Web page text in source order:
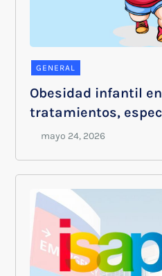
GENERAL
Obesidad infantil
tratamientos,